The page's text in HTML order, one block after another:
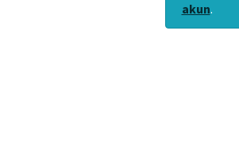
akun.